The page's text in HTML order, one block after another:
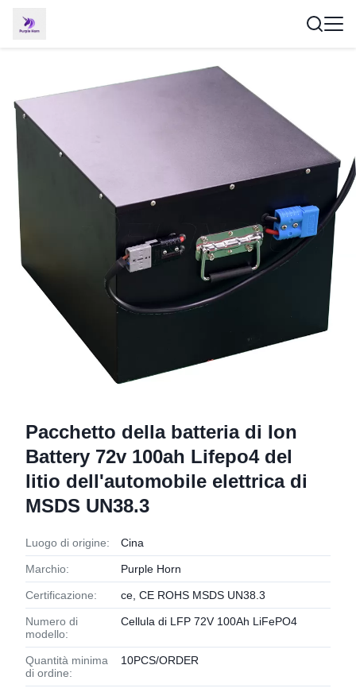
Pacchetto della batteria di Ion
Battery 72v 100ah Lifepo4 del
litio dell'automobile elettrica di
MSDS UN38.3
Luogo di origine: Cina
Marchio: Purple Horn
Certificazione: ce, CE ROHS MSDS UN38.3
Numero di
modello:
Cellula di LFP 72V 100Ah LiFePO4
Quantità minima
di ordine:
10PCS/ORDER